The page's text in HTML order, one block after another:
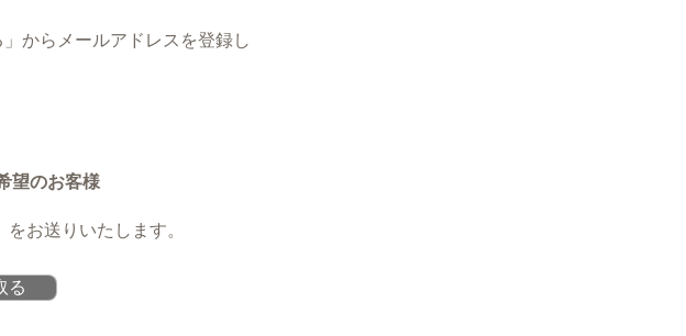
からメールアドレスを登録し
望のお客様
をお送りいたします。
る